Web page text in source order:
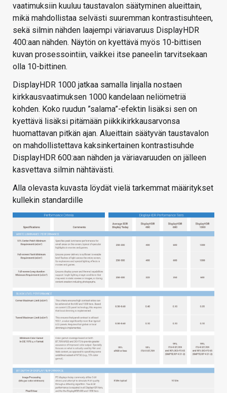
vaatimuksiin kuuluu taustavalon säätyminen alueittain,
mikä mahdollistaa selvästi suuremman kontrastisuhteen,
sekä silmin nähden laajempi väriavaruus DisplayHDR
400:aan nähden. Näytön on kyettävä myös 10-bittisen
kuvan prosessointiin, vaikkei itse paneelin tarvitsekaan
olla 10-bittinen.
DisplayHDR 1000 jatkaa samalla linjalla nostaen
kirkkausvaatimuksen 1000 kandelaan neliömetriä
kohden. Koko ruudun ”salama”-efektin lisäksi sen on
kyettävä lisäksi pitämään piikkikirkkausarvonsa
huomattavan pitkän ajan. Alueittain säätyvän taustavalon
on mahdollistettava kaksinkertainen kontrastisuhde
DisplayHDR 600:aan nähden ja väriavaruuden on jälleen
kasvettava silmin nähtävästi.
Alla olevasta kuvasta löydät vielä tarkemmat määritykset
kullekin standardille